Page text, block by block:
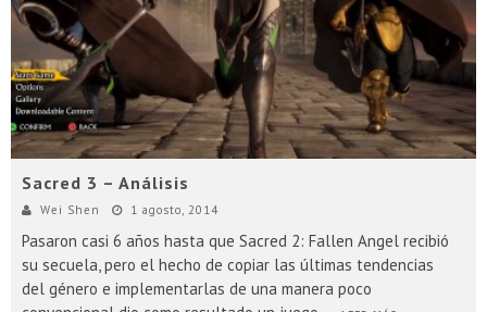
Sacred 3 – Análisis
Wei Shen 1 agosto, 2014
Pasaron casi 6 años hasta que Sacred 2: Fallen Angel recibió
su secuela, pero el hecho de copiar las últimas tendencias
del género e implementarlas de una manera poco